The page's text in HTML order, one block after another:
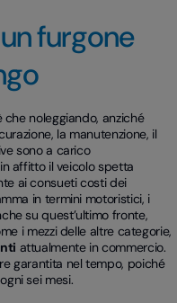
furgone
noleggiando, anziché
la manutenzione, il
sono a carico
affitto il veicolo spetta
ai consueti costi dei
in termini motoristici, i
su quest’ultimo fronte,
i mezzi delle altre categorie,
attualmente in commercio.
garantita nel tempo, poiché
sei mesi.